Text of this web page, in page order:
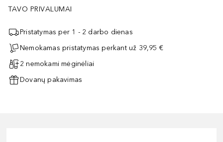
TAVO PRIVALUMAI
Pristatymas per 1 - 2 darbo dienas
Nemokamas pristatymas perkant už 39,95 €
2 nemokami mėginėliai
Dovanų pakavimas